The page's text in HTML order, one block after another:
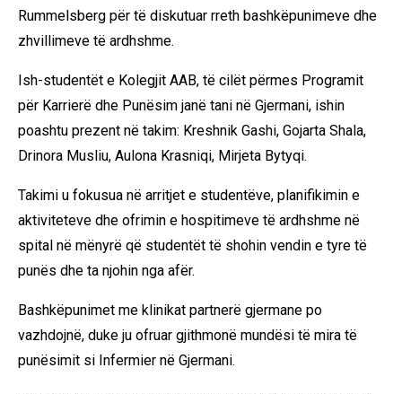
Rummelsberg për të diskutuar rreth bashkëpunimeve dhe
zhvillimeve të ardhshme.
Ish-studentët e Kolegjit AAB, të cilët përmes Programit
për Karrierë dhe Punësim janë tani në Gjermani, ishin
poashtu prezent në takim: Kreshnik Gashi, Gojarta Shala,
Drinora Musliu, Aulona Krasniqi, Mirjeta Bytyqi.
Takimi u fokusua në arritjet e studentëve, planifikimin e
aktiviteteve dhe ofrimin e hospitimeve të ardhshme në
spital në mënyrë që studentët të shohin vendin e tyre të
punës dhe ta njohin nga afër.
Bashkëpunimet me klinikat partnerë gjermane po
vazhdojnë, duke ju ofruar gjithmonë mundësi të mira të
punësimit si Infermier në Gjermani.